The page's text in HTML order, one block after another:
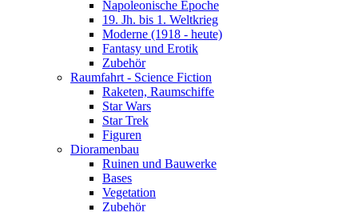
Napoleonische Epoche
19. Jh. bis 1. Weltkrieg
Moderne (1918 - heute)
Fantasy und Erotik
Zubehör
Raumfahrt - Science Fiction
Raketen, Raumschiffe
Star Wars
Star Trek
Figuren
Dioramenbau
Ruinen und Bauwerke
Bases
Vegetation
Zubehör